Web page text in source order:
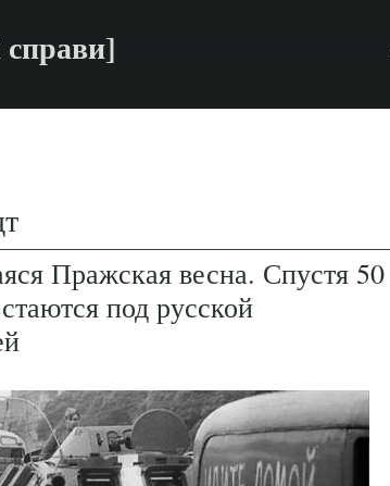
справи]
Пражская весна. Спустя 50
под русской